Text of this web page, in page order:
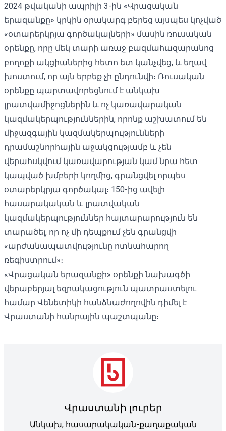
2024 թվականի ապրիլի 3-ին «Վրացական
երազանքը» կրկին օրակարգ բերեց այսպես կոչված
«օտարերկրյա գործակալների» մասին ռուսական
օրենքը, որը մեկ տարի առաջ բազմահազարանոց
բողոքի ակցիաներից հետո ետ կանչվեց, և եղավ
խոստում, որ այն երբեք չի ընդունվի։ Ռուսական
օրենքը պարտավորեցնում է անկախ
լրատվամիջոցներին և ոչ կառավարական
կազմակերպություններին, որոնք աշխատում են
միջազգային կազմակերպությունների
դրամաշնորհային աջակցությամբ և չեն
վերահսկվում կառավարության կամ նրա հետ
կապված խմբերի կողմից, գրանցվել որպես
օտարերկրյա գործակալ։ 150-ից ավելի
հասարակական և լրատվական
կազմակերպություններ հայտարարություն են
տարածել, որ ոչ մի դեպքում չեն գրանցվի
«արժանապատվությունը ոտնահարող
ռեգիստրում»։
«Վրացական երազանքի» օրենքի նախագծի
վերաբերյալ եզրակացություն պատրաստելու
համար Վենետիկի հանձնաժողովին դիմել է
Վրաստանի հանրային պաշտպանը։
Վրաստանի լուրեր
Անկախ, հասարակական-քաղաքական